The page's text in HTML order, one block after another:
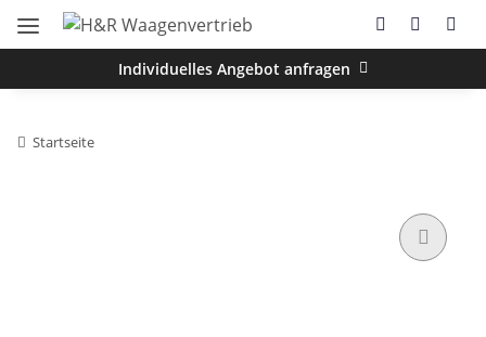
Individuelles Angebot anfragen
Startseite